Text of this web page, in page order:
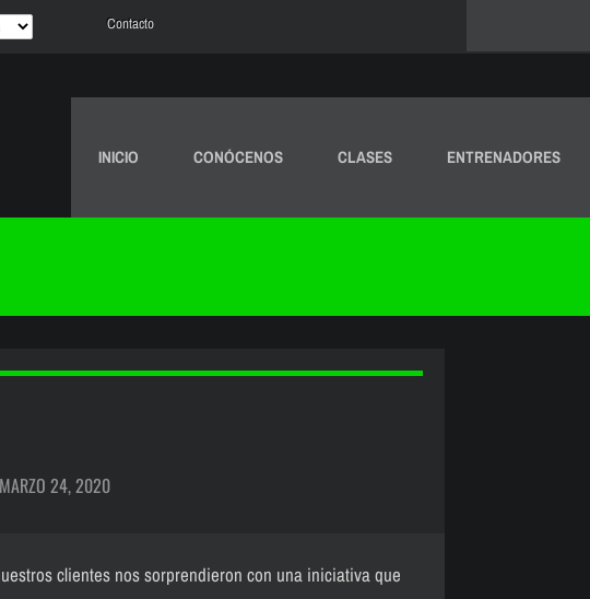
Contacto
INICIO CONÓCENOS CLASES ENTRENADORES
24, 2020
clientes nos sorprendieron con una iniciativa que